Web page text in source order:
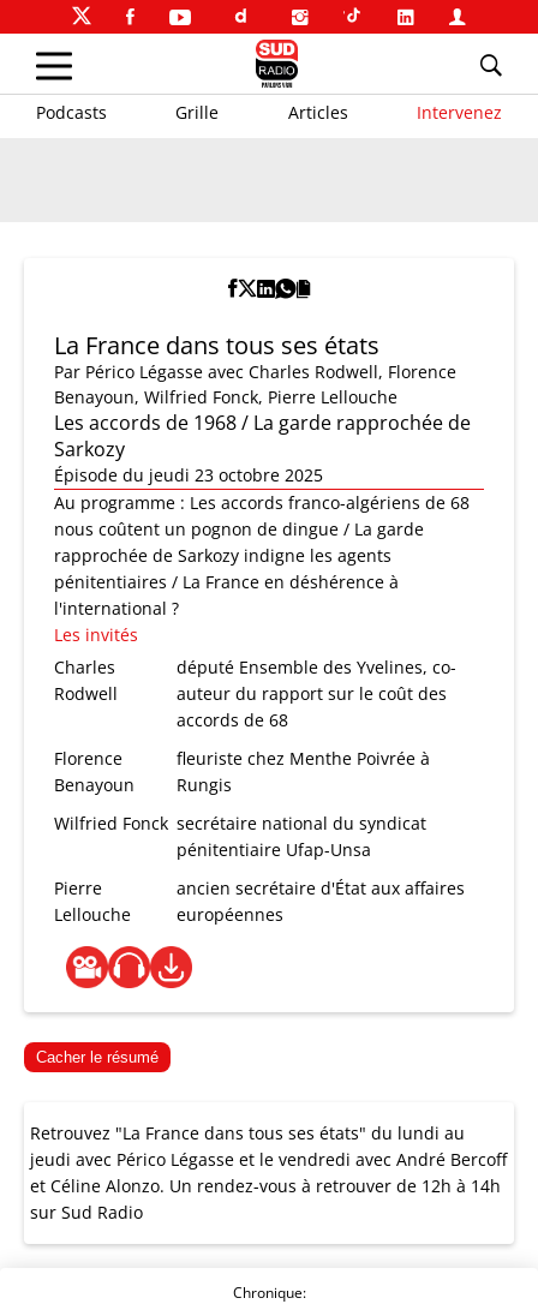
Podcasts Grille Articles Intervenez
La France dans tous ses états
Par Périco Légasse avec Charles Rodwell, Florence
Benayoun, Wilfried Fonck, Pierre Lellouche
Les accords de 1968 / La garde rapprochée de
Sarkozy
Épisode du jeudi 23 octobre 2025
Au programme : Les accords franco-algériens de 68
nous coûtent un pognon de dingue / La garde
rapprochée de Sarkozy indigne les agents
pénitentiaires / La France en déshérence à
l'international ?
Les invités
Charles
Rodwell
député Ensemble des Yvelines, co-
auteur du rapport sur le coût des
accords de 68
Florence
Benayoun
fleuriste chez Menthe Poivrée à
Rungis
Wilfried Fonck secrétaire national du syndicat
pénitentiaire Ufap-Unsa
Pierre
Lellouche
ancien secrétaire d'État aux affaires
européennes
Cacher le résumé
Retrouvez "La France dans tous ses états" du lundi au
jeudi avec Périco Légasse et le vendredi avec André Bercoff
et Céline Alonzo. Un rendez-vous à retrouver de 12h à 14h
sur Sud Radio
Chronique: